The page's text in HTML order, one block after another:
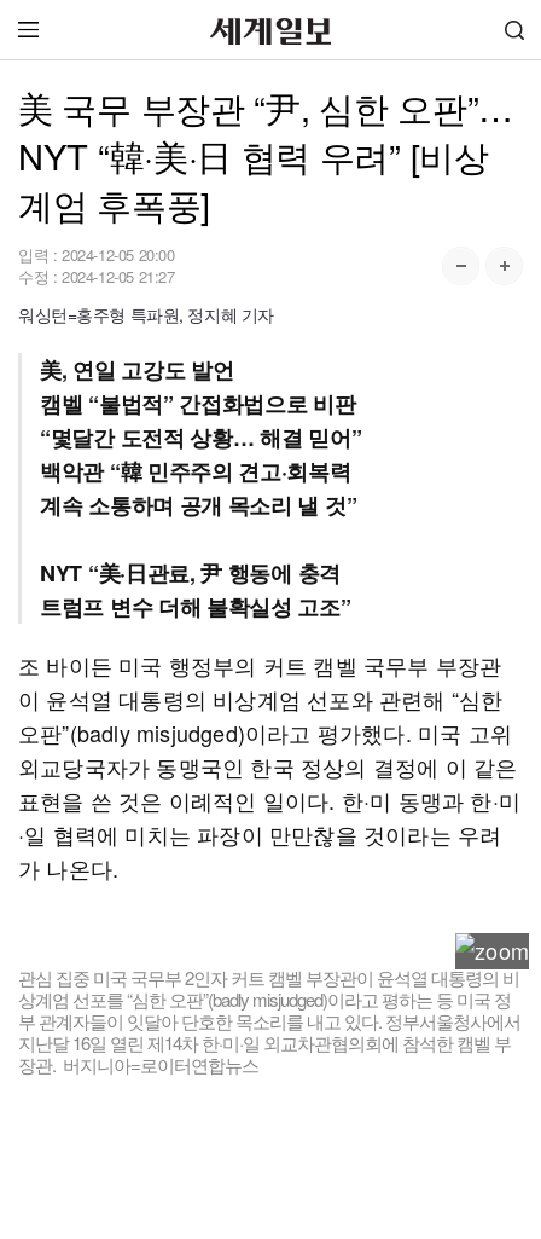
美 국무 부장관 “尹, 심한 오판”…
NYT “韓·美·日 협력 우려” [비상
계엄 후폭풍]
입력 : 2024-12-05 20:00
수정 : 2024-12-05 21:27
워싱턴=홍주형 특파원, 정지혜 기자
美, 연일 고강도 발언
캠벨 “불법적” 간접화법으로 비판
“몇달간 도전적 상황… 해결 믿어”
백악관 “韓 민주주의 견고·회복력
계속 소통하며 공개 목소리 낼 것”
NYT “美·日관료, 尹 행동에 충격
트럼프 변수 더해 불확실성 고조”
조 바이든 미국 행정부의 커트 캠벨 국무부 부장관
이 윤석열 대통령의 비상계엄 선포와 관련해 “심한
오판”(badly misjudged)이라고 평가했다. 미국 고위
외교당국자가 동맹국인 한국 정상의 결정에 이 같은
표현을 쓴 것은 이례적인 일이다. 한·미 동맹과 한·미
·일 협력에 미치는 파장이 만만찮을 것이라는 우려
가 나온다.
관심 집중 미국 국무부 2인자 커트 캠벨 부장관이 윤석열 대통령의 비
상계엄 선포를 “심한 오판”(badly misjudged)이라고 평하는 등 미국 정
부 관계자들이 잇달아 단호한 목소리를 내고 있다. 정부서울청사에서
지난달 16일 열린 제14차 한·미·일 외교차관협의회에 참석한 캠벨 부
장관. 버지니아=로이터연합뉴스